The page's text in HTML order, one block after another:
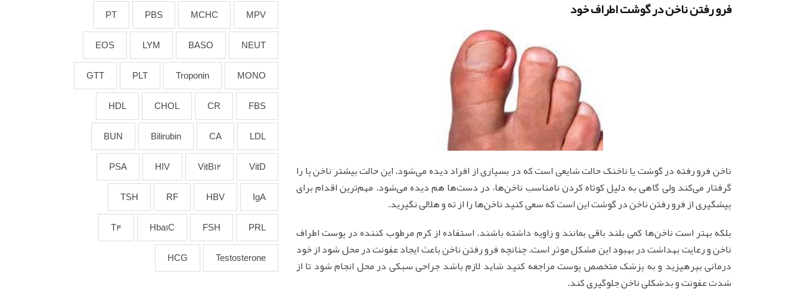
فرو رفتن ناخن در گوشت اطراف خود
ناخن فرو رفته در گوشت یا ناخنک حالت شایعی است که در بسیاری از افراد دیده می‌‏شود. این حالت بیشتر ناخن پا را
گرفتار می‌‏کند ولی گاهی به دلیل کوتاه کردن نامناسب ناخن‌ها، در دست‌ها هم دیده می‌‏شود. مهم‌ترین اقدام برای
پیشگیری از فرو رفتن ناخن در گوشت این است که سعی کنید ناخن‌‏ها را از ته و هلالی نگیرید.
بلکه بهتر است ناخن‌‏ها کمی بلند باقی بمانند و زاویه داشته باشند. استفاده از کرم مرطوب‏‏ کننده در پوست اطراف
ناخن و رعایت بهداشت در بهبود این مشکل موثر است. چنانچه فرو رفتن ناخن باعث ایجاد عفونت در محل شود از خود
درمانی بپرهیزید و به پزشک متخصص پوست مراجعه کنید شاید لازم باشد جراحی سبکی در محل انجام شود تا از
شدت عفونت و بدشکلی ناخن جلوگیری کند.
MPV
MCHC
PBS
PT
NEUT
BASO
LYM
EOS
MONO
Troponin
PLT
GTT
FBS
CR
CHOL
HDL
LDL
CA
Bilirubin
BUN
VitD
VitB12
HIV
PSA
IgA
HBV
RF
TSH
PRL
FSH
Hba1C
T4
Testosterone
HCG